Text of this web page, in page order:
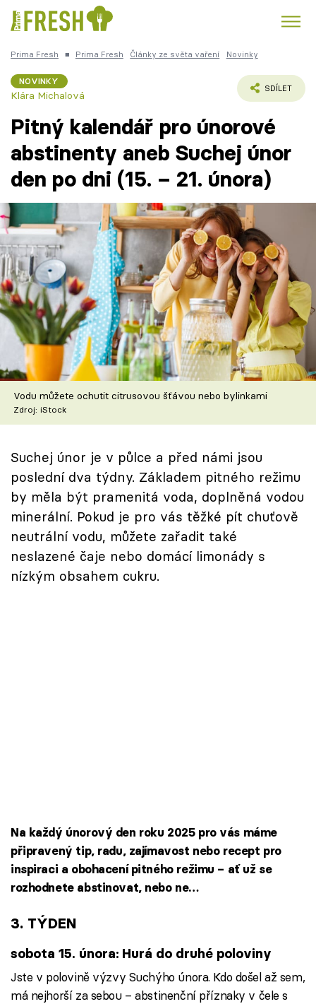
Česká kuchyně
Témata
Recepty
Články
TV Program
Škola vaření
Recepty z TV
Speciál: Cuketa
Sledujte prima+
Přihlášení
Prima Fresh ■ Prima Fresh Články ze světa vaření Novinky
NOVINKY
Klára Michalová
SDÍLET
Pitný kalendář pro únorové
abstinenty aneb Suchej únor
den po dni (15. – 21. února)
Vodu můžete ochutit citrusovou šťávou nebo bylinkami
Zdroj: iStock
Suchej únor je v půlce a před námi jsou
poslední dva týdny. Základem pitného režimu
by měla být pramenitá voda, doplněná vodou
minerální. Pokud je pro vás těžké pít chuťově
neutrální vodu, můžete zařadit také
neslazené čaje nebo domácí limonády s
nízkým obsahem cukru.
Na každý únorový den roku 2025 pro vás máme
připravený tip, radu, zajímavost nebo recept pro
inspiraci a obohacení pitného režimu – ať už se
rozhodnete abstinovat, nebo ne…
3. TÝDEN
sobota 15. února: Hurá do druhé poloviny
Jste v polovině výzvy Suchýho února. Kdo došel až sem,
má nejhorší za sebou – abstinenční příznaky v čele s